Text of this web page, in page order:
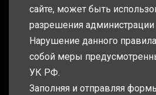
сайте, может быть
разрешения администрации
Нарушение данного
собой меры
УК РФ.
Заполняя и отправляя